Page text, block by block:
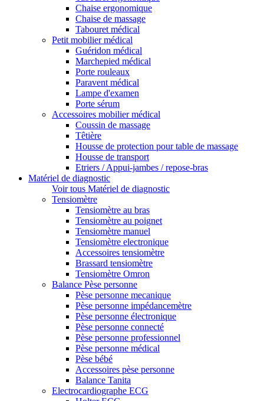
Chaise ergonomique
Chaise de massage
Tabouret médical
Petit mobilier médical
Guéridon médical
Marchepied médical
Porte rouleaux
Paravent médical
Lampe d'examen
Porte sérum
Accessoires mobilier médical
Coussin de massage
Têtière
Housse de protection pour table de massage
Housse de transport
Etriers / Appui-jambes / repose-bras
Matériel de diagnostic
Voir tous Matériel de diagnostic
Tensiomètre
Tensiomètre au bras
Tensiomètre au poignet
Tensiomètre manuel
Tensiomètre electronique
Accessoires tensiomètre
Brassard tensiomètre
Tensiomètre Omron
Balance Pèse personne
Pèse personne mecanique
Pèse personne impédancemètre
Pèse personne électronique
Pèse personne connecté
Pèse personne professionnel
Pèse personne médical
Pèse bébé
Accessoires pèse personne
Balance Tanita
Electrocardiographe ECG